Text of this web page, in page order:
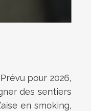
pour 2026,
des sentiers
en smoking,